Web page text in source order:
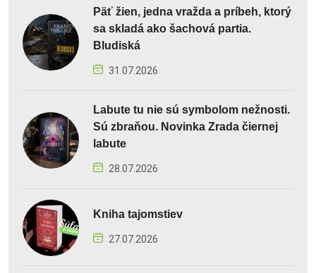
Päť žien, jedna vražda a príbeh, ktorý
sa skladá ako šachová partia.
Bludiská
31.07.2026
Labute tu nie sú symbolom nežnosti.
Sú zbraňou. Novinka Zrada čiernej
labute
28.07.2026
Kniha tajomstiev
27.07.2026